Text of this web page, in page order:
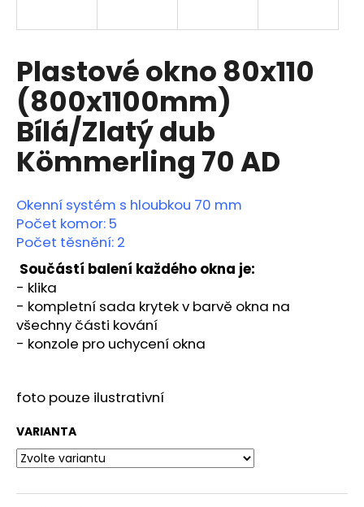
Plastové okno 80x110
(800x1100mm)
Bílá/Zlatý dub
Kömmerling 70 AD
Okenní systém s hloubkou 70 mm
Počet komor: 5
Počet těsnění: 2
Součástí balení každého okna je:
- klika
- kompletní sada krytek v barvě okna na
všechny části kování
- konzole pro uchycení okna
foto pouze ilustrativní
VARIANTA
í
t
?
D
o
p
o
r
u
j
m
e